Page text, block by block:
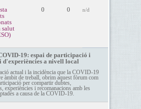
salut
0 0 n/d
19: espai de participació i
d'experiències a nivell local
actual i la incidència que la COVID-19
àmbit de treball, obrim aquest fòrum com
per compartir dubtes,
experiències i recomanacions amb les
a causa de la COVID-19.